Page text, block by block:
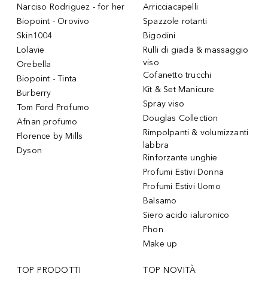
Narciso Rodriguez - for her
Biopoint - Orovivo
Skin1004
Lolavie
Orebella
Biopoint - Tinta
Burberry
Tom Ford Profumo
Afnan profumo
Florence by Mills
Dyson
Arricciacapelli
Spazzole rotanti
Bigodini
Rulli di giada & massaggio
viso
Cofanetto trucchi
Kit & Set Manicure
Spray viso
Douglas Collection
Rimpolpanti & volumizzanti
labbra
Rinforzante unghie
Profumi Estivi Donna
Profumi Estivi Uomo
Balsamo
Siero acido ialuronico
Phon
Make up
TOP PRODOTTI TOP NOVITÀ